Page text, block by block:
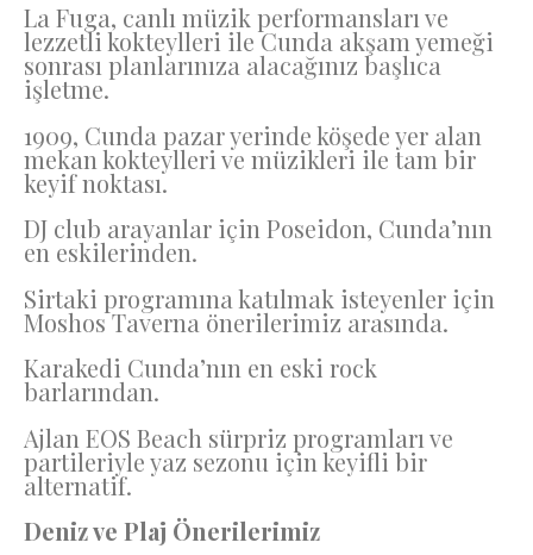
La Fuga, canlı müzik performansları ve
lezzetli kokteylleri ile Cunda akşam yemeği
sonrası planlarınıza alacağınız başlıca
işletme.
1909, Cunda pazar yerinde köşede yer alan
mekan kokteylleri ve müzikleri ile tam bir
keyif noktası.
DJ club arayanlar için Poseidon, Cunda’nın
en eskilerinden.
Sirtaki programına katılmak isteyenler için
Moshos Taverna önerilerimiz arasında.
Karakedi Cunda’nın en eski rock
barlarından.
Ajlan EOS Beach sürpriz programları ve
partileriyle yaz sezonu için keyifli bir
alternatif.
Deniz ve Plaj Önerilerimiz